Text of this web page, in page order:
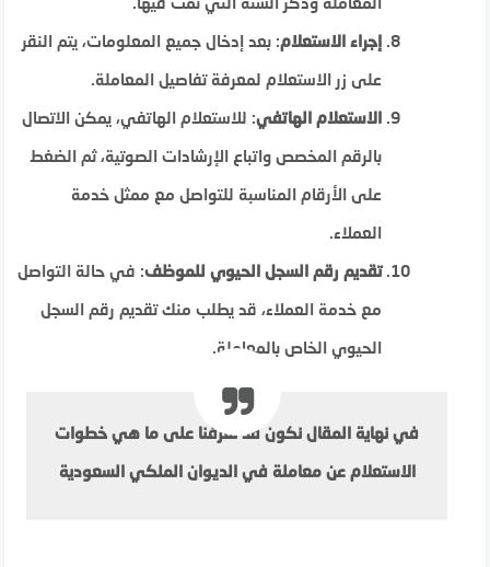
إجراء الاستعلام: بعد إدخال جميع المعلومات، يتم النقر
على زر الاستعلام لمعرفة تفاصيل المعاملة.
الاستعلام الهاتفي: للاستعلام الهاتفي، يمكن الاتصال
بالرقم المخصص واتباع الإرشادات الصوتية، ثم الضغط
على الأرقام المناسبة للتواصل مع ممثل خدمة
العملاء.
تقديم رقم السجل الحيوي للموظف: في حالة التواصل
مع خدمة العملاء، قد يطلب منك تقديم رقم السجل
الحيوي الخاص بالمعاملة.
في نهاية المقال نكون قد تعرفنا على ما هي خطوات
الاستعلام عن معاملة في الديوان الملكي السعودية